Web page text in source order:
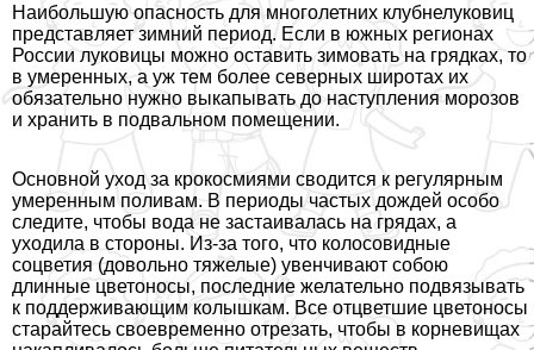
Наибольшую опасность для многолетних клубнелуковиц
представляет зимний период. Если в южных регионах
России луковицы можно оставить зимовать на грядках, то
в умеренных, а уж тем более северных широтах их
обязательно нужно выкапывать до наступления морозов
и хранить в подвальном помещении.
Основной уход за крокосмиями сводится к регулярным
умеренным поливам. В периоды частых дождей особо
следите, чтобы вода не застаивалась на грядах, а
уходила в стороны. Из-за того, что колосовидные
соцветия (довольно тяжелые) увенчивают собою
длинные цветоносы, последние желательно подвязывать
к поддерживающим колышкам. Все отцветшие цветоносы
старайтесь своевременно отрезать, чтобы в корневищах